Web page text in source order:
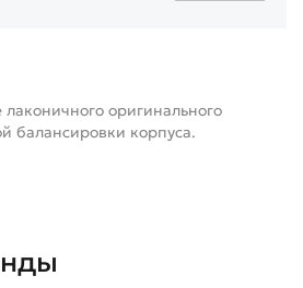
оригинального
балансировки корпуса.